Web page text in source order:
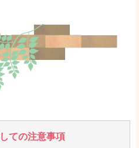
ての注意事項